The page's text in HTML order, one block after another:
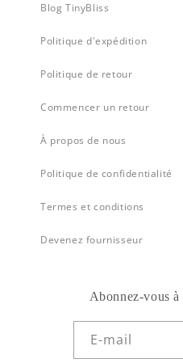
Blog TinyBliss
Politique d'expédition
Politique de retour
Commencer un retour
À propos de nous
Politique de confidentialité
Termes et conditions
Devenez fournisseur
Abonnez-vous
E-mail